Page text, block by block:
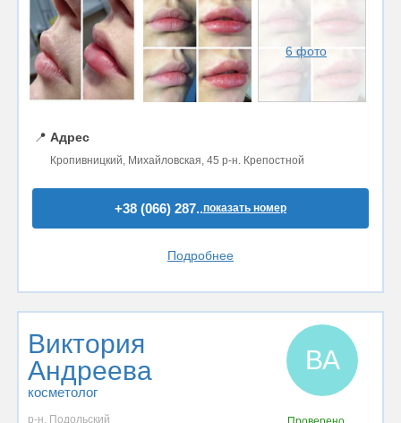
6 фото
📍 Адрес
Кропивницкий, Михайловская, 45 р-н. Крепостной
+38 (066) 287..показать номер
Подробнее
Виктория
Андреева
косметолог
ВА
р-н. Подольский